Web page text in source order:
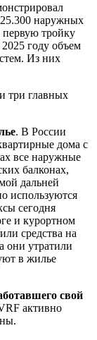
25.300 наружных
первую тройку
году объем
Из них
три главных
. В России
дома с
все наружные
балконах,
дальней
используются
сегодня
и курортном
средства на
они утратили
в жилье
свой
активно